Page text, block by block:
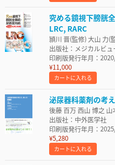
究める鏡視下膀胱
LRC, RARC
頴川 晋(監修) 大山 力(
出版社：メジカルビュ
印刷版発行年月：
¥11,000
カートに入れる
泌尿器科薬剤の考
後藤 百万 西山 博之 山
出版社：中外医学社
印刷版発行年月：
¥5,280
カートに入れる